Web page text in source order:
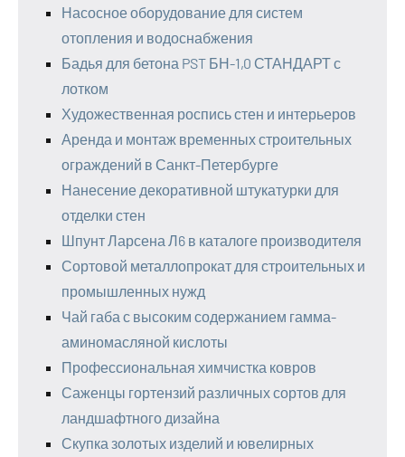
Насосное оборудование для систем
отопления и водоснабжения
Бадья для бетона PST БН-1,0 СТАНДАРТ с
лотком
Художественная роспись стен и интерьеров
Аренда и монтаж временных строительных
ограждений в Санкт-Петербурге
Нанесение декоративной штукатурки для
отделки стен
Шпунт Ларсена Л6 в каталоге производителя
Сортовой металлопрокат для строительных и
промышленных нужд
Чай габа с высоким содержанием гамма-
аминомасляной кислоты
Профессиональная химчистка ковров
Саженцы гортензий различных сортов для
ландшафтного дизайна
Скупка золотых изделий и ювелирных